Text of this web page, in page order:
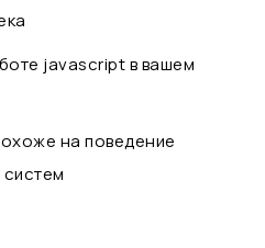
javascript в вашем
на поведение